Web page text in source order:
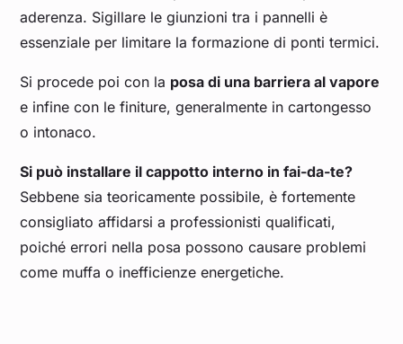
aderenza. Sigillare le giunzioni tra i pannelli è
essenziale per limitare la formazione di ponti termici.
Si procede poi con la posa di una barriera al vapore
e infine con le finiture, generalmente in cartongesso
o intonaco.
Si può installare il cappotto interno in fai-da-te?
Sebbene sia teoricamente possibile, è fortemente
consigliato affidarsi a professionisti qualificati,
poiché errori nella posa possono causare problemi
come muffa o inefficienze energetiche.